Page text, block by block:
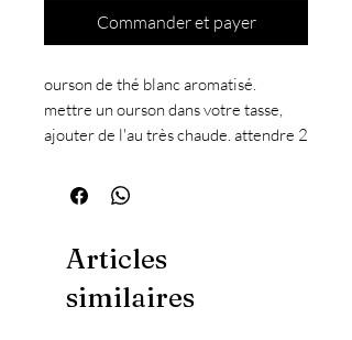
Commander et payer
ourson de thé blanc aromatisé.
mettre un ourson dans votre tasse,
ajouter de l'au très chaude. attendre 2
c'est prêt !
Articles
similaires